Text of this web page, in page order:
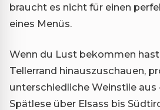
braucht es nicht für einen
eines Menüs.
Wenn du Lust bekommen
Tellerrand hinauszuschauen,
unterschiedliche Weinstile aus
Spätlese über Elsass bis